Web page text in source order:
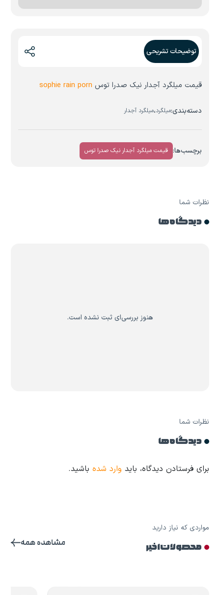
توضیحات تشریحی
قیمت میلگرد آجدار نیک صدرا توس sophie rain porn
دسته‌بندی:میلگرد،میلگرد آجدار
برچسب‌ها: قیمت میلگرد آجدار نیک صدرا توس
نظرات شما
دیدگاه ها
هنوز بررسی‌ای ثبت نشده است.
نظرات شما
دیدگاه ها
برای فرستادن دیدگاه، باید وارد شده باشید.
مواردی که نیاز دارید
محصولات اخیر مشاهده همه